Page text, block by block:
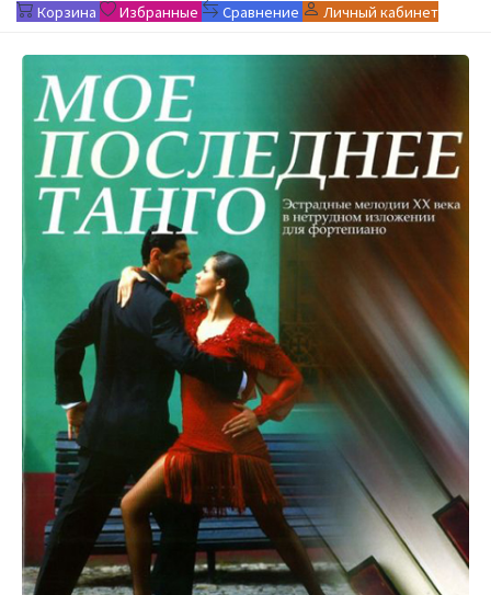
Корзина
Избранные Сравнение Личный кабинет